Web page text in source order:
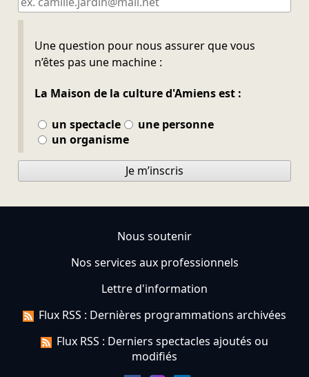
Une question pour nous assurer que vous
n’êtes pas une machine :
La Maison de la culture d'Amiens est :
un spectacle
une personne
un organisme
Ne pas remplir
Je m’inscris
Nous soutenir
Nos services aux professionnels
Lettre d'information
Flux RSS : Dernières programmations archivées
Flux RSS : Derniers spectacles ajoutés ou
modifiés